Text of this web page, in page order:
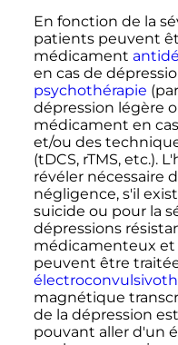
En fonction de la
patients peuvent
médicament
en cas de
psychothérapie
dépression légère
médicament en
et/ou des
(tDCS, rTMS, etc.).
révéler nécessaire
négligence, s'il
suicide ou pour la
dépressions
médicamenteux et
peuvent être
magnétique
de la dépression
pouvant aller d'un